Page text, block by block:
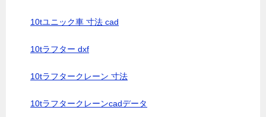
10tユニック車 寸法 cad
10tラフター dxf
10tラフタークレーン 寸法
10tラフタークレーンcadデータ